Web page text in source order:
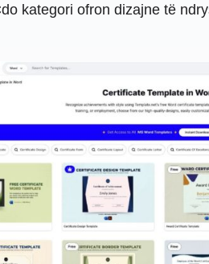
kategori ofron dizajne të